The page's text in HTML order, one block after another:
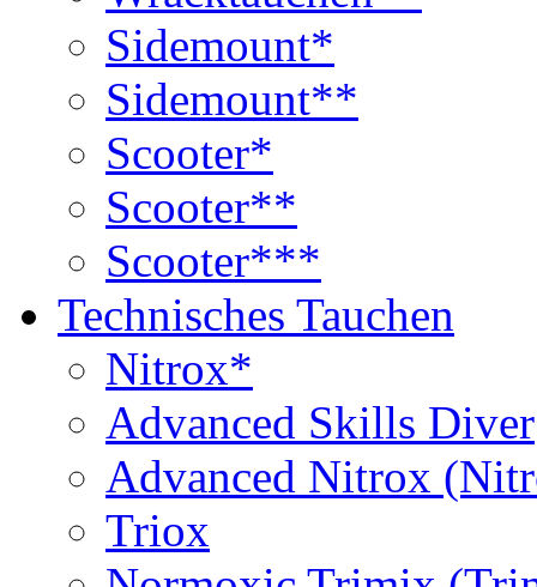
Sidemount*
Sidemount**
Scooter*
Scooter**
Scooter***
Technisches Tauchen
Nitrox*
Advanced Skills Diver
Advanced Nitrox
Triox